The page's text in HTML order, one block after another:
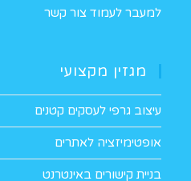
למעבר לעמוד צור קשר
מגזין מקצועי
עיצוב גרפי לעסקים קטנים
אופטימיזציה לאתרים
בניית קישורים באינטרנט